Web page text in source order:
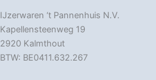
IJzerwaren ‘t Pannenhuis N.V.
Kapellensteenweg 19
2920 Kalmthout
BTW: BE0411.632.267